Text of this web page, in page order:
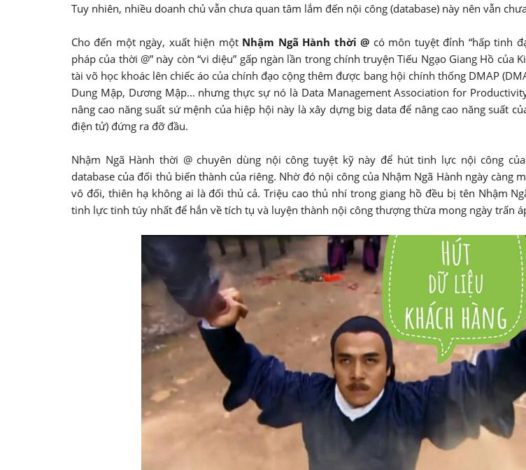
Tuy nhiên, nhiều doanh chủ vẫn chưa quan tâm lắm đến nội công (database) này nên vẫn
Cho đến một ngày, xuất hiện một Nhậm Ngã Hành thời @ có môn tuyệt đỉnh “hấp tinh
pháp của thời @” này còn “vi diệu” gấp ngàn lần trong chính truyện Tiếu Ngạo Giang Hồ của
tài võ học khoác lên chiếc áo của chính đạo cộng thêm được bang hội chính thống DMAP
Dung Mập, Dương Mập... nhưng thực sự nó là Data Management Association for
nâng cao năng suất sứ mệnh của hiệp hội này là xây dựng big data để nâng cao năng suất
điện tử) đứng ra đỡ đầu.
Nhậm Ngã Hành thời @ chuyên dùng nội công tuyệt kỹ này để hút tinh lực nội công
database của đối thủ biến thành của riêng. Nhờ đó nội công của Nhậm Ngã Hành ngày càng
vô đối, thiên hạ không ai là đối thủ cả. Triệu cao thủ nhí trong giang hồ đều bị tên Nhậm
tinh lực tinh túy nhất để hắn về tích tụ và luyện thành nội công thượng thừa mong ngày trấn